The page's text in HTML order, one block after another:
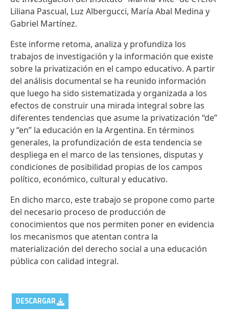
Liliana Pascual, Luz Albergucci, María Abal Medina y
Gabriel Martínez.
Este informe retoma, analiza y profundiza los
trabajos de investigación y la información que existe
sobre la privatización en el campo educativo. A partir
del análisis documental se ha reunido información
que luego ha sido sistematizada y organizada a los
efectos de construir una mirada integral sobre las
diferentes tendencias que asume la privatización “de”
y “en” la educación en la Argentina. En términos
generales, la profundización de esta tendencia se
despliega en el marco de las tensiones, disputas y
condiciones de posibilidad propias de los campos
político, económico, cultural y educativo.
En dicho marco, este trabajo se propone como parte
del necesario proceso de producción de
conocimientos que nos permiten poner en evidencia
los mecanismos que atentan contra la
materialización del derecho social a una educación
pública con calidad integral.
DESCARGAR